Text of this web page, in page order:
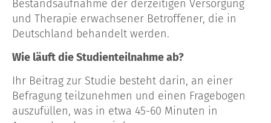
Bestandsaufnahme der derzeitigen Versorgung
und Therapie erwachsener Betroffener, die in
Deutschland behandelt werden.
Wie läuft die Studienteilnahme ab?
Ihr Beitrag zur Studie besteht darin, an einer
Befragung teilzunehmen und einen Fragebogen
auszufüllen, was in etwa 45-60 Minuten in